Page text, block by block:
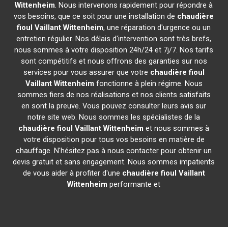
Wittenheim. Nous intervenons rapidement pour répondre à
vos besoins, que ce soit pour une installation de chaudière
fioul Vaillant Wittenheim, une réparation d'urgence ou un
entretien régulier. Nos délais d'intervention sont très brefs,
nous sommes à votre disposition 24h/24 et 7j/7. Nos tarifs
sont compétitifs et nous offrons des garanties sur nos
services pour vous assurer que votre chaudière fioul
Vaillant Wittenheim fonctionne à plein régime. Nous
sommes fiers de nos réalisations et nos clients satisfaits
en sont la preuve. Vous pouvez consulter leurs avis sur
notre site web. Nous sommes les spécialistes de la
chaudière fioul Vaillant Wittenheim et nous sommes à
votre disposition pour tous vos besoins en matière de
chauffage. N'hésitez pas à nous contacter pour obtenir un
devis gratuit et sans engagement. Nous sommes impatients
de vous aider à profiter d'une chaudière fioul Vaillant
Wittenheim performante et